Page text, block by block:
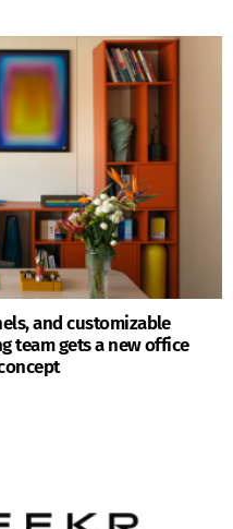
and customizable
team gets a new office